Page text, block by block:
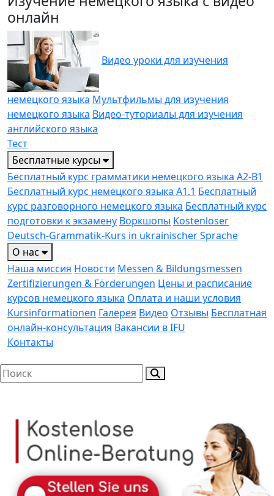
онлайн
Видео уроки для изучения
немецкого языка Мультфильмы для изучения
немецкого языка Видео-туториалы для изучения
английского языка
Тест
Бесплатные курсы
Бесплатный курс грамматики немецкого языка A2-B1
Бесплатный курс немецкого языка A1.1 Бесплатный
курс разговорного немецкого языка Бесплатный курс
подготовки к экзамену Воркшопы Kostenloser
Deutsch-Grammatik-Kurs in ukrainischer Sprache
О нас
Наша миссия Новости Messen & Bildungs­messen
Zertifizierungen & Förderungen Цены и расписание
курсов немецкого языка Оплата и наши условия
Kursinformationen Галерея Видео Отзывы Бесплатная
онлайн-консультация Вакансии в IFU
Контакты